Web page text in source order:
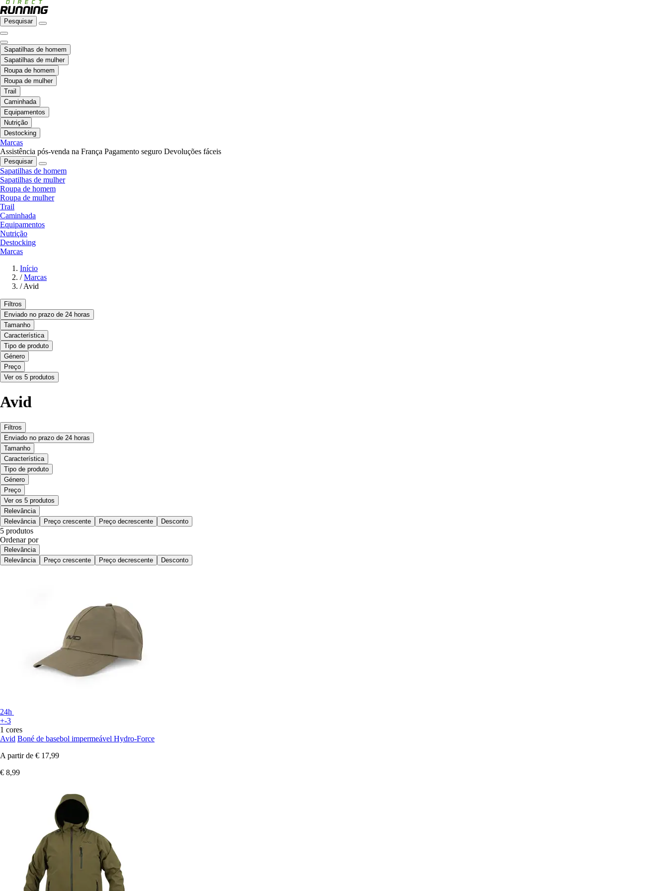
Pesquisar
Sapatilhas de homem
Sapatilhas de mulher
Roupa de homem
Roupa de mulher
Trail
Caminhada
Equipamentos
Nutrição
Destocking
Marcas
Assistência pós-venda na França Pagamento seguro Devoluções fáceis
Pesquisar
Sapatilhas de homem
Sapatilhas de mulher
Roupa de homem
Roupa de mulher
Trail
Caminhada
Equipamentos
Nutrição
Destocking
Marcas
Início
/ Marcas
/ Avid
Filtros
Enviado no prazo de 24 horas
Tamanho
Característica
Tipo de produto
Género
Preço
Ver os 5 produtos
Avid
Filtros
Enviado no prazo de 24 horas
Tamanho
Característica
Tipo de produto
Género
Preço
Ver os 5 produtos
Relevância
Relevância
Preço crescente Preço decrescente Desconto
5 produtos
Ordenar por
Relevância
Relevância
Preço crescente Preço decrescente Desconto
24h
+-3
1 cores
Avid Boné de basebol impermeável Hydro-Force
A partir de € 17,99
€ 8,99